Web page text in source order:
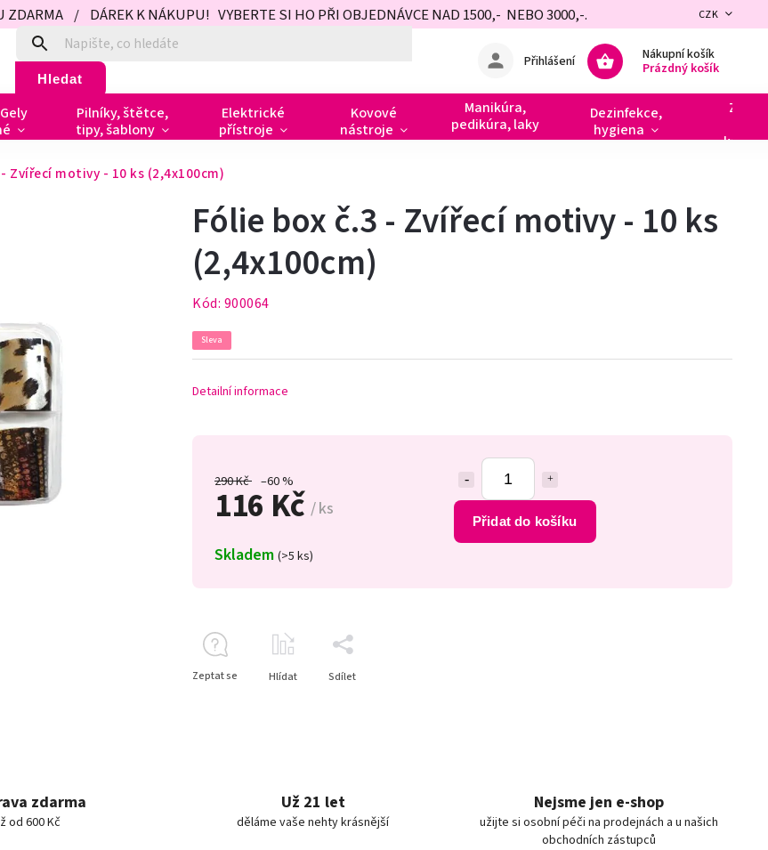
ZDARMA / DÁREK K NÁKUPU! VYBERTE SI HO PŘI OBJEDNÁVCE NAD 1500,- NEBO 3000,-. CZK
Hledat
Nákupní košík
Prázdný košík
Přihlášení
Pilníky, štětce,
tipy, šablony
Elektrické
přístroje
Kovové
nástroje
Manikúra,
pedikúra, laky
Dezinfekce,
hygiena
Zvířecí motivy - 10 ks (2,4x100cm)
290 Kč –60 %
116 Kč / ks
Přidat do košíku
Skladem (>5 ks)
Fólie box č.3 - Zvířecí motivy - 10 ks
(2,4x100cm)
Kód: 900064
Sleva
Detailní informace
Zeptat se Hlídat Sdílet
zdarma
od 600 Kč
Už 21 let
děláme vaše nehty krásnější
Nejsme jen e-shop
užijte si osobní péči na prodejnách a u našich
obchodních zástupců